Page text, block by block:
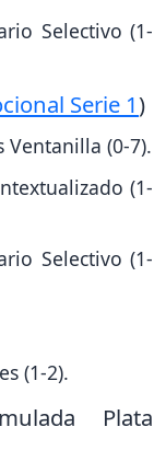
Selectivo (1-
Serie 1)
Ventanilla (0-7).
(1-
Selectivo (1-
(1-2).
Plata